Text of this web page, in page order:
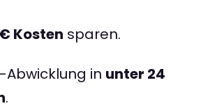
Kosten sparen.
Abwicklung in unter 24
.